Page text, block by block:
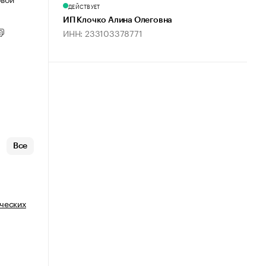
Все
ДЕЙСТВУЕТ
ИП Клочко Алина Олеговна
ИНН: 233103378771